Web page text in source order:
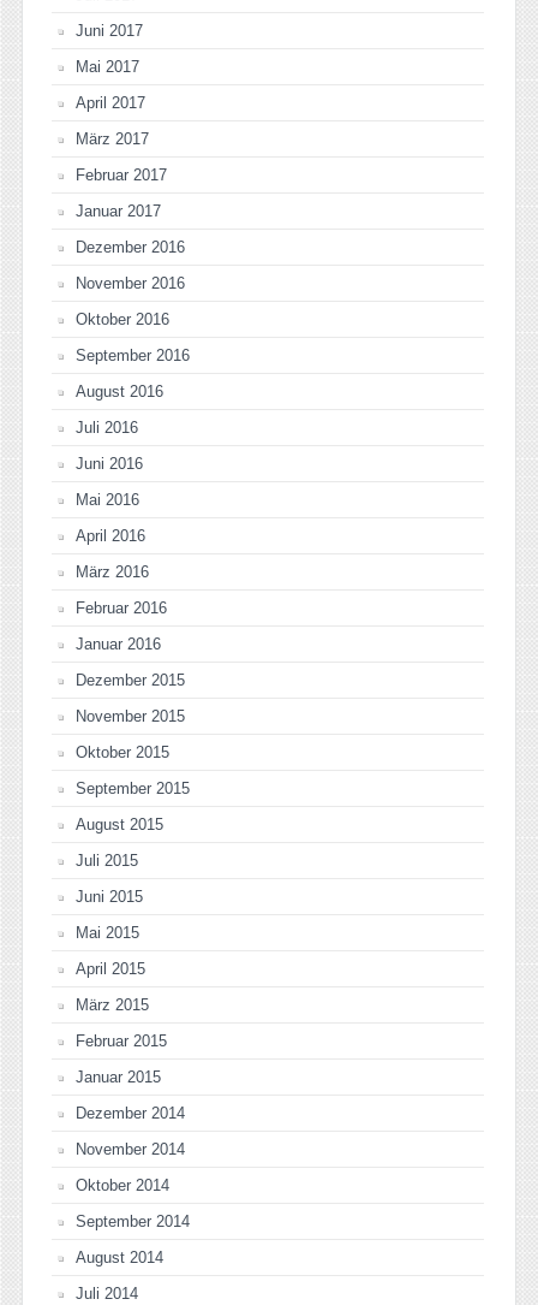
Juni 2017
Mai 2017
April 2017
März 2017
Februar 2017
Januar 2017
Dezember 2016
November 2016
Oktober 2016
September 2016
August 2016
Juli 2016
Juni 2016
Mai 2016
April 2016
März 2016
Februar 2016
Januar 2016
Dezember 2015
November 2015
Oktober 2015
September 2015
August 2015
Juli 2015
Juni 2015
Mai 2015
April 2015
März 2015
Februar 2015
Januar 2015
Dezember 2014
November 2014
Oktober 2014
September 2014
August 2014
Juli 2014